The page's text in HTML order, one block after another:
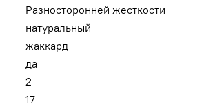
Разносторонней жесткости
натуральный
жаккард
да
2
17